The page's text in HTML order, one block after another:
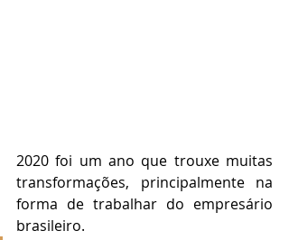
2020 foi um ano que trouxe muitas
transformações, principalmente na
forma de trabalhar do empresário
brasileiro.